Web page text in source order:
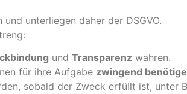
unterliegen daher der DSGVO.
und Transparenz wahren.
für ihre Aufgabe zwingend
sobald der Zweck erfüllt ist, unter